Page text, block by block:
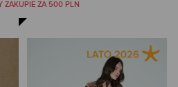
ZAKUPIE ZA 500 PLN